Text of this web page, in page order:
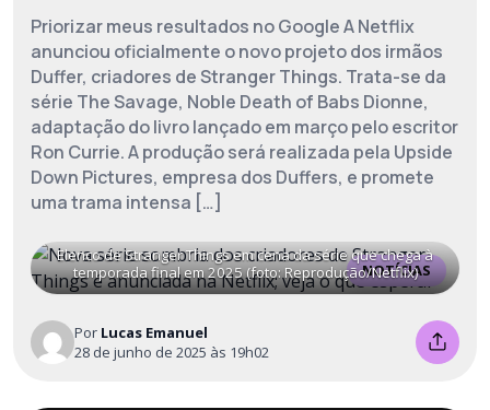
Priorizar meus resultados no Google A Netflix
anunciou oficialmente o novo projeto dos irmãos
Duffer, criadores de Stranger Things. Trata-se da
série The Savage, Noble Death of Babs Dionne,
adaptação do livro lançado em março pelo escritor
Ron Currie. A produção será realizada pela Upside
Down Pictures, empresa dos Duffers, e promete
uma trama intensa […]
NOTÍCIAS
Elenco de Stranger Things em cena da série que chega à
temporada final em 2025 (foto: Reprodução/Netflix)
Por Lucas Emanuel
28 de junho de 2025 às 19h02